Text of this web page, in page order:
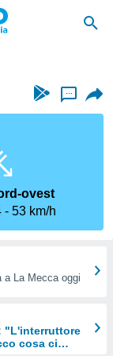
...
ovest
53 km/h
a La Mecca oggi
"L'interruttore
cosa ci